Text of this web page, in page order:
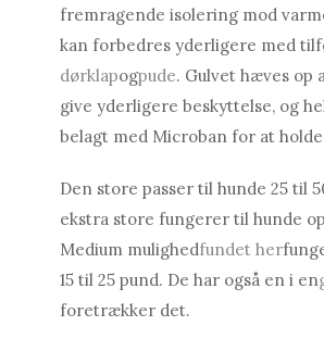
fremragende isolering mod
kan forbedres yderligere med
dørklapogpude. Gulvet hæves op
give yderligere beskyttelse, og
belagt med Microban for at
Den store passer til hunde 25 til
ekstra store fungerer til hunde
Medium mulighedfundet her
15 til 25 pund. De har også en i en
foretrækker det.